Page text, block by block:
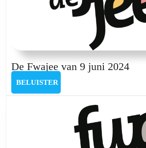
De Fwajee van 9 juni 2024De
juni
2024
BELUISTER